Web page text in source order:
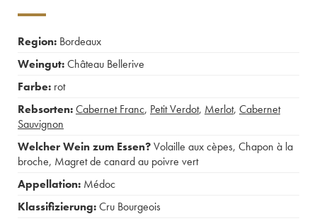
Region: Bordeaux
Weingut:Château Bellerive
Farbe: rot
Rebsorten:Cabernet Franc, Petit Verdot, Merlot, Cabernet
Sauvignon
Welcher Wein zum Essen?Volaille aux cèpes, Chapon à la
broche, Magret de canard au poivre vert
Appellation: Médoc
Klassifizierung:Cru Bourgeois